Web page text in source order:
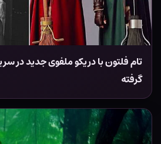
تام فلتون با دریکو ملفوی جدید در
گرفته